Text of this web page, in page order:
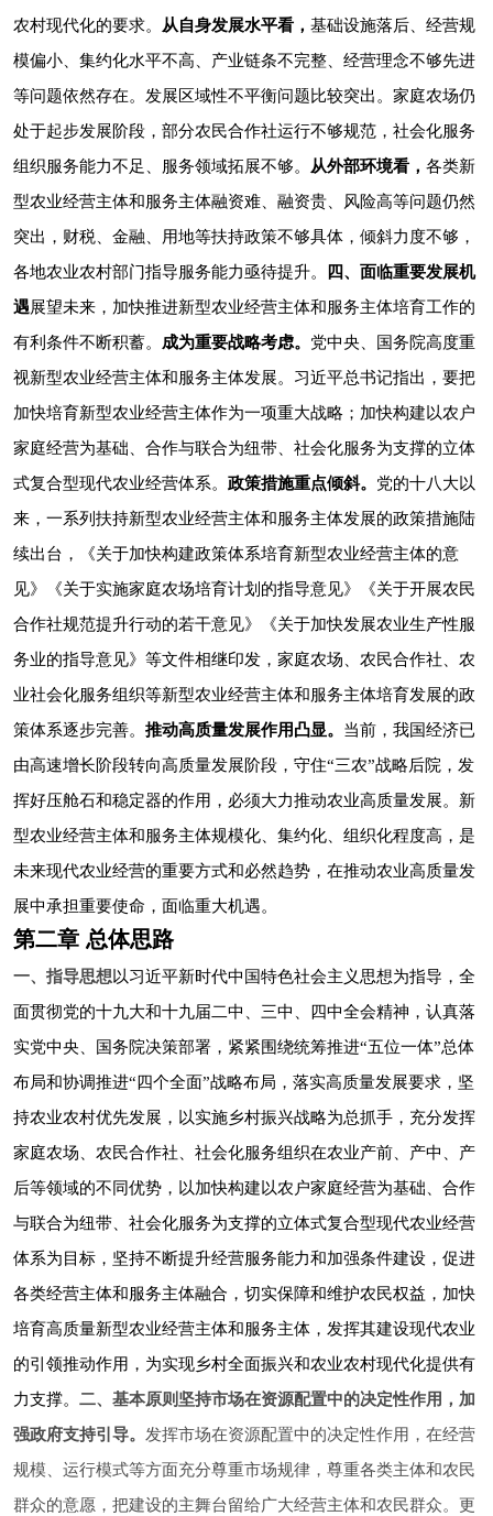
农村现代化的要求。 从自身发展水平看， 基础设施落后、经营规
模偏小、集约化水平不高、产业链条不完整、经营理念不够先进
等问题依然存在。发展区域性不平衡问题比较突出。家庭农场仍
处于起步发展阶段，部分农民合作社运行不够规范，社会化服务
组织服务能力不足、服务领域拓展不够。 从外部环境看， 各类新
型农业经营主体和服务主体融资难、融资贵、风险高等问题仍然
突出，财税、金融、用地等扶持政策不够具体，倾斜力度不够，
各地农业农村部门指导服务能力亟待提升。
四、面临重要发展机
遇展望未来，加快推进新型农业经营主体和服务主体培育工作的
有利条件不断积蓄。 成为重要战略考虑。 党中央、国务院高度重
视新型农业经营主体和服务主体发展。习近平总书记指出，要把
加快培育新型农业经营主体作为一项重大战略；加快构建以农户
家庭经营为基础、合作与联合为纽带、社会化服务为支撑的立体
式复合型现代农业经营体系。 政策措施重点倾斜。 党的十八大以
来，一系列扶持新型农业经营主体和服务主体发展的政策措施陆
续出台，《关于加快构建政策体系培育新型农业经营主体的意
见》《关于实施家庭农场培育计划的指导意见》《关于开展农民
合作社规范提升行动的若干意见》《关于加快发展农业生产性服
务业的指导意见》等文件相继印发，家庭农场、农民合作社、农
业社会化服务组织等新型农业经营主体和服务主体培育发展的政
策体系逐步完善。 推动高质量发展作用凸显。 当前，我国经济已
由高速增长阶段转向高质量发展阶段，守住“三农”战略后院，发
挥好压舱石和稳定器的作用，必须大力推动农业高质量发展。新
型农业经营主体和服务主体规模化、集约化、组织化程度高，是
未来现代农业经营的重要方式和必然趋势，在推动农业高质量发
展中承担重要使命，面临重大机遇。
第二章 总体思路
一、指导思想以习近平新时代中国特色社会主义思想为指导，全
面贯彻党的十九大和十九届二中、三中、四中全会精神，认真落
实党中央、国务院决策部署，紧紧围绕统筹推进“五位一体”总体
布局和协调推进“四个全面”战略布局，落实高质量发展要求，坚
持农业农村优先发展，以实施乡村振兴战略为总抓手，充分发挥
家庭农场、农民合作社、社会化服务组织在农业产前、产中、产
后等领域的不同优势，以加快构建以农户家庭经营为基础、合作
与联合为纽带、社会化服务为支撑的立体式复合型现代农业经营
体系为目标，坚持不断提升经营服务能力和加强条件建设，促进
各类经营主体和服务主体融合，切实保障和维护农民权益，加快
培育高质量新型农业经营主体和服务主体，发挥其建设现代农业
的引领推动作用，为实现乡村全面振兴和农业农村现代化提供有
力支撑。 二、基本原则 坚持市场在资源配置中的决定性作用，加
强政府支持引导。 发挥市场在资源配置中的决定性作用，在经营
规模、运行模式等方面充分尊重市场规律，尊重各类主体和农民
群众的意愿，把建设的主舞台留给广大经营主体和农民群众。更